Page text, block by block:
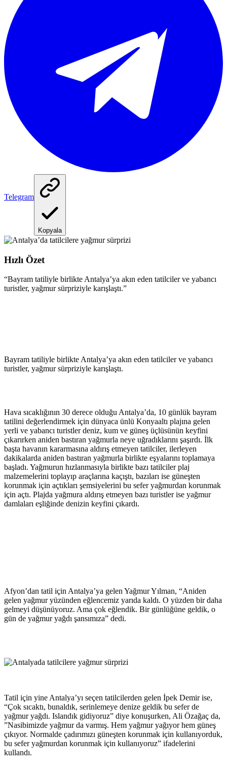
Telegram
Kopyala
Hızlı Özet
“Bayram tatiliyle birlikte Antalya’ya akın eden tatilciler ve yabancı
turistler, yağmur sürpriziyle karışlaştı.”
Bayram tatiliyle birlikte Antalya’ya akın eden tatilciler ve yabancı
turistler, yağmur sürpriziyle karışlaştı.
Hava sıcaklığının 30 derece olduğu Antalya’da, 10 günlük bayram
tatilini değerlendirmek için dünyaca ünlü Konyaaltı plajına gelen
yerli ve yabancı turistler deniz, kum ve güneş üçlüsünün keyfini
çıkarırken aniden bastıran yağmurla neye uğradıklarını şaşırdı. İlk
başta havanın kararmasına aldırış etmeyen tatilciler, ilerleyen
dakikalarda aniden bastıran yağmurla birlikte eşyalarını toplamaya
başladı. Yağmurun hızlanmasıyla birlikte bazı tatilciler plaj
malzemelerini toplayıp araçlarına kaçıştı, bazıları ise güneşten
korunmak için açtıkları şemsiyelerini bu sefer yağmurdan korunmak
için açtı. Plajda yağmura aldırış etmeyen bazı turistler ise yağmur
damlaları eşliğinde denizin keyfini çıkardı.
Afyon’dan tatil için Antalya’ya gelen Yağmur Yılman, “Aniden
gelen yağmur yüzünden eğlencemiz yarıda kaldı. O yüzden bir daha
gelmeyi düşünüyoruz. Ama çok eğlendik. Bir günlüğüne geldik, o
gün de yağmur yağdı şansımıza” dedi.
Tatil için yine Antalya’yı seçen tatilcilerden gelen İpek Demir ise,
“Çok sıcaktı, bunaldık, serinlemeye denize geldik bu sefer de
yağmur yağdı. Islandık gidiyoruz” diye konuşurken, Ali Özağaç da,
”Nasibimizde yağmur da varmış. Hem yağmur yağıyor hem güneş
çıkıyor. Normalde çadırımızı güneşten korunmak için kullanıyorduk,
bu sefer yağmurdan korunmak için kullanıyoruz” ifadelerini
kullandı.